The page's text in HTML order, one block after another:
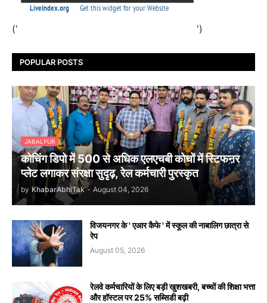
(' ')
POPULAR POSTS
JABALPUR
कोचिंग डिपो में 500 से अधिक एलएचबी कोचों में स्टिफऩर
प्लेट लगाकर संरक्षा सुदृढ़, रेल कर्मचारी पुरस्कृत
by KhabarAbhiTak - August 04, 2026
विजयनगर के ' एआर कैफे ' में स्कूल की नाबालिग छात्रा से
रेप
August 05, 2026
रेलवे कर्मचारियों के लिए बड़ी खुशखबरी, बच्चों की शिक्षा भत्ता
और हॉस्टल पर 25% सब्सिडी बढ़ी